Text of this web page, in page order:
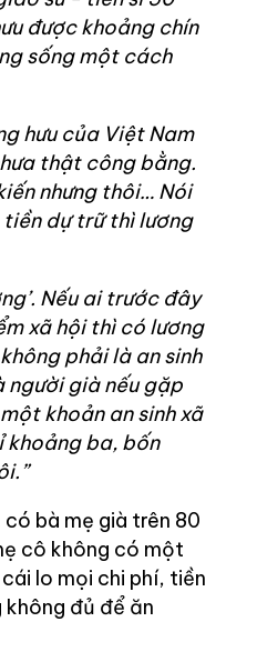
được khoảng chín
sống một cách
hưu của Việt Nam
thật công bằng.
nhưng thôi… Nói
tiền dự trữ thì lương
Nếu ai trước đây
xã hội thì có lương
phải là an sinh
người già nếu gặp
khoản an sinh xã
khoảng ba, bốn
bà mẹ già trên 80
cô không có một
lo mọi chi phí, tiền
không đủ để ăn